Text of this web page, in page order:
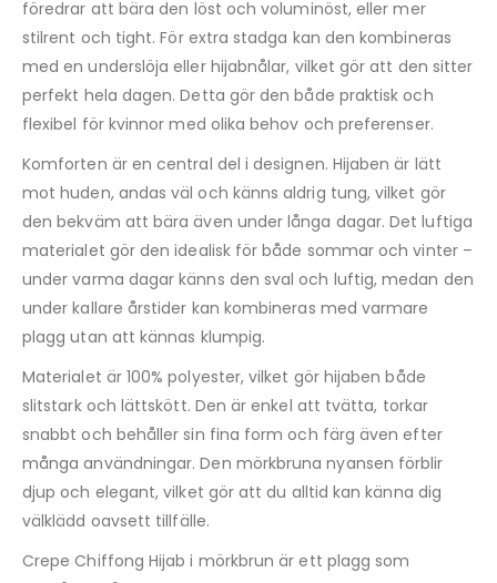
föredrar att bära den löst och voluminöst, eller mer
stilrent och tight. För extra stadga kan den kombineras
med en underslöja eller hijabnålar, vilket gör att den sitter
perfekt hela dagen. Detta gör den både praktisk och
flexibel för kvinnor med olika behov och preferenser.
Komforten är en central del i designen. Hijaben är lätt
mot huden, andas väl och känns aldrig tung, vilket gör
den bekväm att bära även under långa dagar. Det luftiga
materialet gör den idealisk för både sommar och vinter –
under varma dagar känns den sval och luftig, medan den
under kallare årstider kan kombineras med varmare
plagg utan att kännas klumpig.
Materialet är 100% polyester, vilket gör hijaben både
slitstark och lättskött. Den är enkel att tvätta, torkar
snabbt och behåller sin fina form och färg även efter
många användningar. Den mörkbruna nyansen förblir
djup och elegant, vilket gör att du alltid kan känna dig
välklädd oavsett tillfälle.
Crepe Chiffong Hijab i mörkbrun är ett plagg som